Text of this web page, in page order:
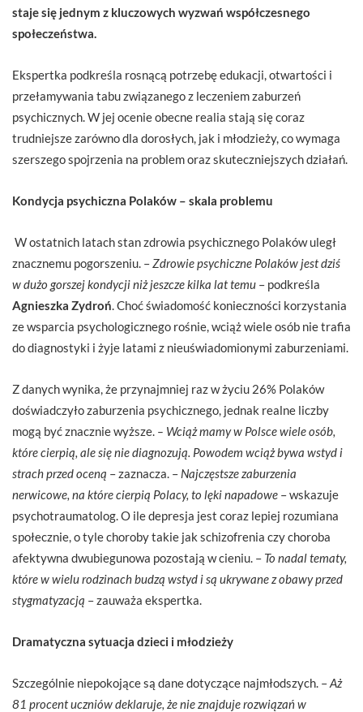
staje się jednym z kluczowych wyzwań współczesnego
społeczeństwa.
Ekspertka podkreśla rosnącą potrzebę edukacji, otwartości i
przełamywania tabu związanego z leczeniem zaburzeń
psychicznych. W jej ocenie obecne realia stają się coraz
trudniejsze zarówno dla dorosłych, jak i młodzieży, co wymaga
szerszego spojrzenia na problem oraz skuteczniejszych działań.
Kondycja psychiczna Polaków – skala problemu
W ostatnich latach stan zdrowia psychicznego Polaków uległ
znacznemu pogorszeniu. – Zdrowie psychiczne Polaków jest dziś
w dużo gorszej kondycji niż jeszcze kilka lat temu – podkreśla
Agnieszka Zydroń . Choć świadomość konieczności korzystania
ze wsparcia psychologicznego rośnie, wciąż wiele osób nie trafia
do diagnostyki i żyje latami z nieuświadomionymi zaburzeniami.
Z danych wynika, że przynajmniej raz w życiu 26% Polaków
doświadczyło zaburzenia psychicznego, jednak realne liczby
mogą być znacznie wyższe. – Wciąż mamy w Polsce wiele osób,
które cierpią, ale się nie diagnozują. Powodem wciąż bywa wstyd i
strach przed oceną – zaznacza. – Najczęstsze zaburzenia
nerwicowe, na które cierpią Polacy, to lęki napadowe – wskazuje
psychotraumatolog. O ile depresja jest coraz lepiej rozumiana
społecznie, o tyle choroby takie jak schizofrenia czy choroba
afektywna dwubiegunowa pozostają w cieniu. – To nadal tematy,
które w wielu rodzinach budzą wstyd i są ukrywane z obawy przed
stygmatyzacją – zauważa ekspertka.
Dramatyczna sytuacja dzieci i młodzieży
Szczególnie niepokojące są dane dotyczące najmłodszych. –Aż
81 procent uczniów deklaruje, że nie znajduje rozwiązań w